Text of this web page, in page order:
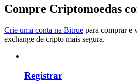
Informação
Análise de big data, incluindo
Compre Criptomoedas
Crie uma conta na Bitrue para comprar e
exchange de cripto mais segura.
Registrar